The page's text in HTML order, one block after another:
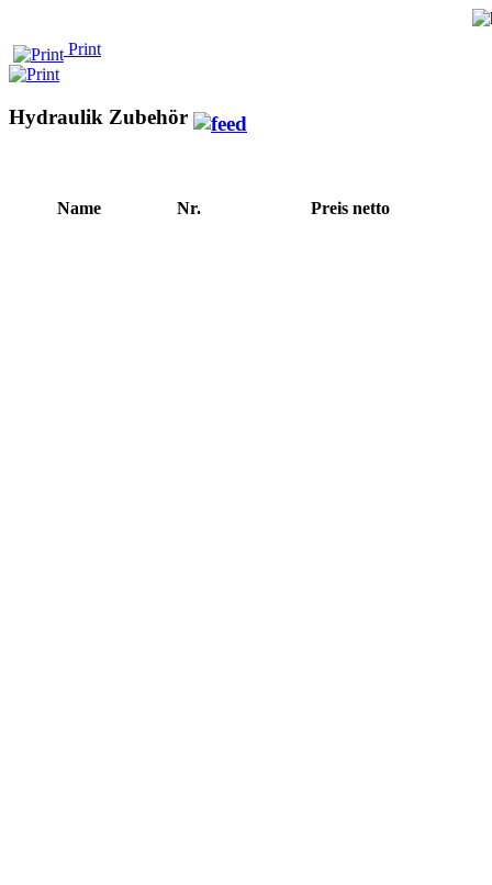
Print
Hydraulik Zubehör
Name Nr. Preis netto